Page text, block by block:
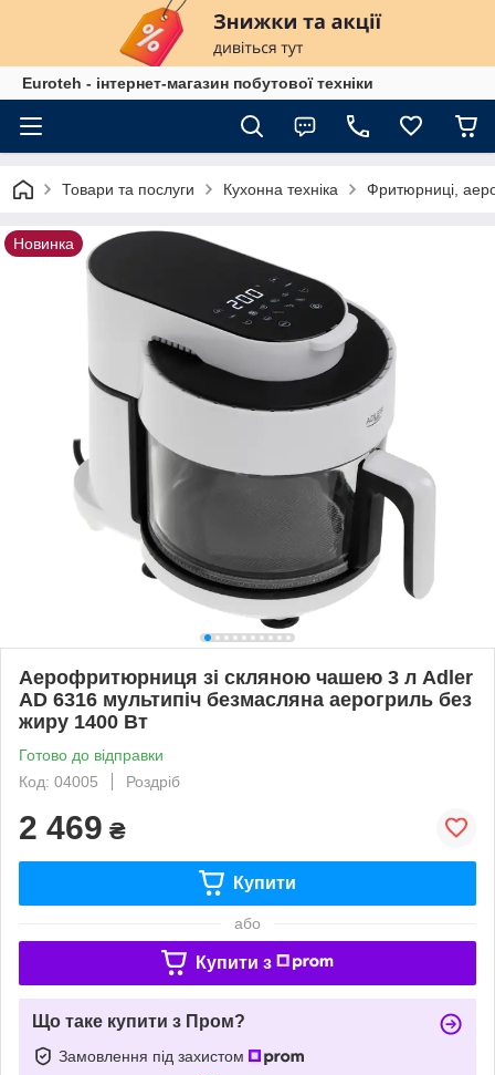
Euroteh - інтернет-магазин побутової техніки
Товари та послуги Кухонна техніка Фритюрниці,
Новинка
Аерофритюрниця зі скляною чашею 3 л Adler
AD 6316 мультипіч безмасляна аерогриль без
жиру 1400 Вт​
Готово до відправки
Код: 04005
Роздріб
2 469 ₴
Купити
або
Купити з
Що таке купити з Пром?
Замовлення під захистом